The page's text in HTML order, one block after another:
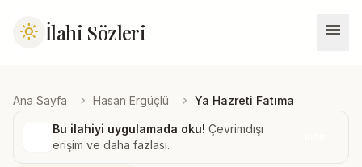
light_mode İlahi Sözleri menu
Ana Sayfa chevron_right Hasan Ergüçlü chevron_right Ya Hazreti Fatıma
Bu ilahiyi uygulamada oku! Çevrimdışı
erişim ve daha fazlası.